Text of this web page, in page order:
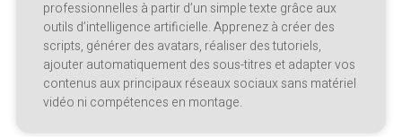
professionnelles à partir d’un simple texte grâce aux
outils d’intelligence artificielle. Apprenez à créer des
scripts, générer des avatars, réaliser des tutoriels,
ajouter automatiquement des sous-titres et adapter vos
contenus aux principaux réseaux sociaux sans matériel
vidéo ni compétences en montage.